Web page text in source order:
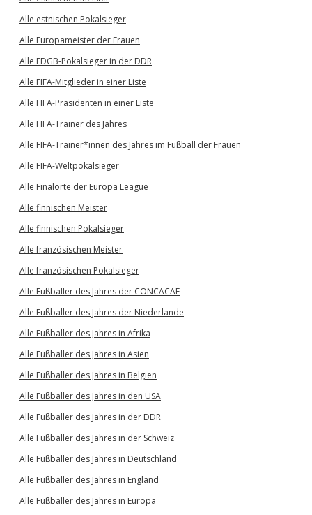
Alle estnischen Pokalsieger
Alle Europameister der Frauen
Alle FDGB-Pokalsieger in der DDR
Alle FIFA-Mitglieder in einer Liste
Alle FIFA-Präsidenten in einer Liste
Alle FIFA-Trainer des Jahres
Alle FIFA-Trainer*innen des Jahres im Fußball der Frauen
Alle FIFA-Weltpokalsieger
Alle Finalorte der Europa League
Alle finnischen Meister
Alle finnischen Pokalsieger
Alle französischen Meister
Alle französischen Pokalsieger
Alle Fußballer des Jahres der CONCACAF
Alle Fußballer des Jahres der Niederlande
Alle Fußballer des Jahres in Afrika
Alle Fußballer des Jahres in Asien
Alle Fußballer des Jahres in Belgien
Alle Fußballer des Jahres in den USA
Alle Fußballer des Jahres in der DDR
Alle Fußballer des Jahres in der Schweiz
Alle Fußballer des Jahres in Deutschland
Alle Fußballer des Jahres in England
Alle Fußballer des Jahres in Europa